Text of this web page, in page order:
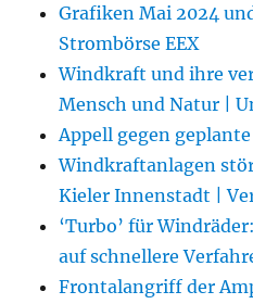
Grafiken Mai 2024
Strombörse EEX
Windkraft und ihre
Mensch und Natur |
Appell gegen
Windkraftanlagen
Kieler Innenstadt |
‘Turbo’ für
auf schnellere
Frontalangriff der